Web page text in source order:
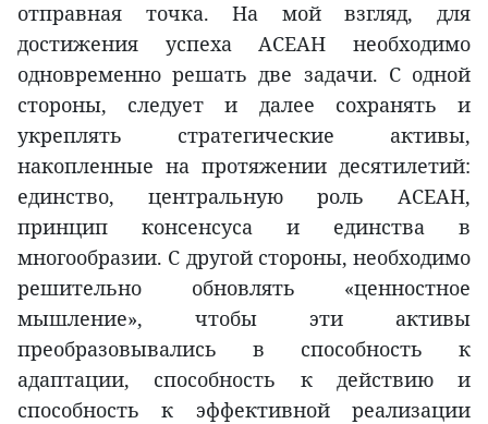
отправная точка. На мой взгляд, для
достижения успеха АСЕАН необходимо
одновременно решать две задачи. С одной
стороны, следует и далее сохранять и
укреплять стратегические активы,
накопленные на протяжении десятилетий:
единство, центральную роль АСЕАН,
принцип консенсуса и единства в
многообразии. С другой стороны, необходимо
решительно обновлять «ценностное
мышление», чтобы эти активы
преобразовывались в способность к
адаптации, способность к действию и
способность к эффективной реализации